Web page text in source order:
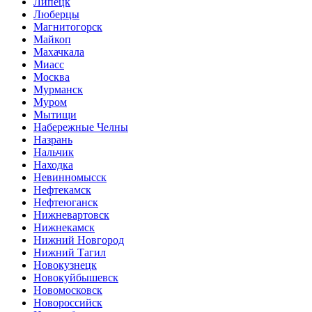
Люберцы
Магнитогорск
Майкоп
Махачкала
Миасс
Москва
Мурманск
Муром
Мытищи
Набережные Челны
Назрань
Нальчик
Находка
Невинномысск
Нефтекамск
Нефтеюганск
Нижневартовск
Нижнекамск
Нижний Новгород
Нижний Тагил
Новокузнецк
Новокуйбышевск
Новомосковск
Новороссийск